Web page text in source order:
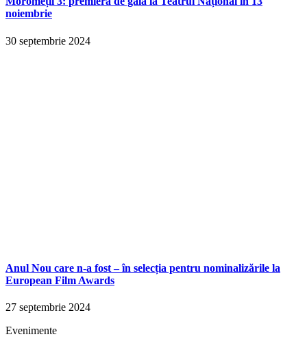
noiembrie
30 septembrie 2024
Anul Nou care n-a fost – în selecția pentru nominalizările la
European Film Awards
27 septembrie 2024
Evenimente